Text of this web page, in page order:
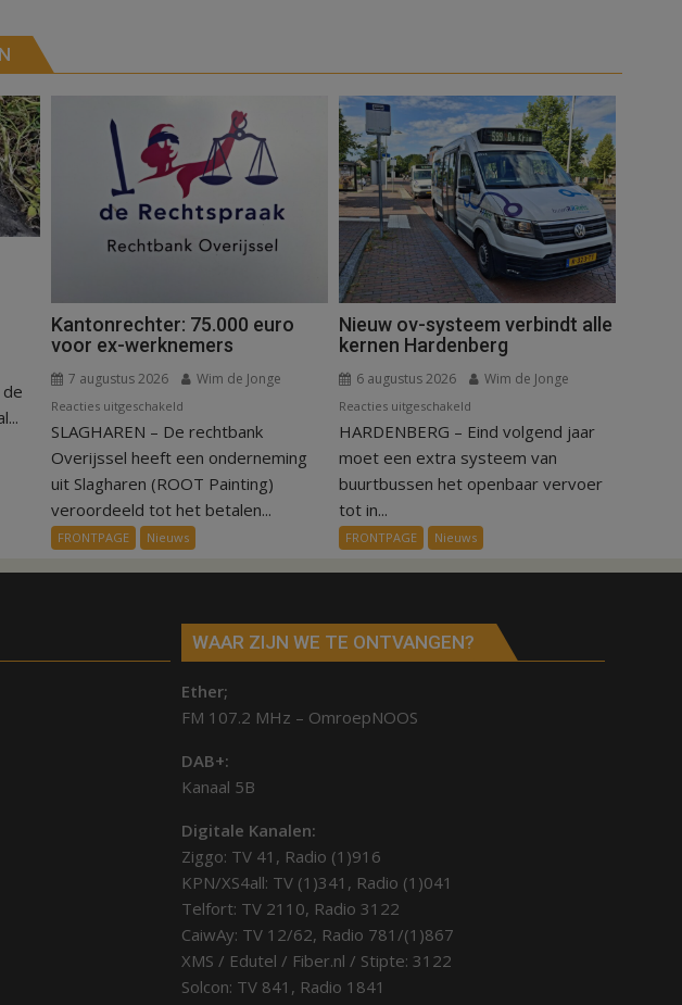
Kantonrechter: 75.000 euro
voor ex-werknemers
7 augustus 2026 Wim de Jonge
Reacties uitgeschakeld
Kantonrechter:
75.000
euro
voor
ex-
werknemers
SLAGHAREN – De rechtbank
Overijssel heeft een onderneming
uit Slagharen (ROOT Painting)
veroordeeld tot het betalen...
FRONTPAGE Nieuws
Nieuw ov-systeem verbindt alle
kernen Hardenberg
6 augustus 2026 Wim de Jonge
Reacties uitgeschakeld
Nieuw
ov-
systeem
alle
kernen
Hardenberg
HARDENBERG – Eind volgend jaar
moet een extra systeem van
buurtbussen het openbaar vervoer
tot in...
FRONTPAGE Nieuws
WAAR ZIJN WE TE ONTVANGEN?
Ether;
FM 107.2 MHz – OmroepNOOS
DAB+:
Kanaal 5B
Digitale Kanalen:
Ziggo: TV 41, Radio (1)916
KPN/XS4all: TV (1)341, Radio (1)041
Telfort: TV 2110, Radio 3122
CaiwAy: TV 12/62, Radio 781/(1)867
XMS / Edutel / Fiber.nl / Stipte: 3122
Solcon: TV 841, Radio 1841